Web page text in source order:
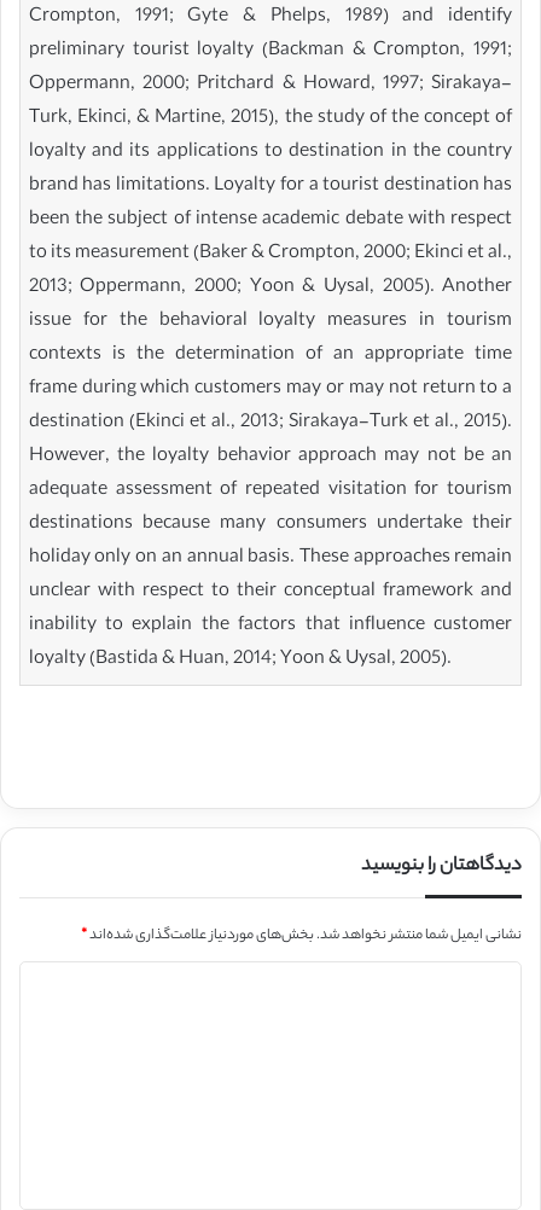
Crompton, 1991; Gyte & Phelps, 1989) and identify
preliminary tourist loyalty (Backman & Crompton, 1991;
Oppermann, 2000; Pritchard & Howard, 1997; Sirakaya-
Turk, Ekinci, & Martine, 2015), the study of the concept of
loyalty and its applications to destination in the country
brand has limitations. Loyalty for a tourist destination has
been the subject of intense academic debate with respect
to its measurement (Baker & Crompton, 2000; Ekinci et al.,
2013; Oppermann, 2000; Yoon & Uysal, 2005). Another
issue for the behavioral loyalty measures in tourism
contexts is the determination of an appropriate time
frame during which customers may or may not return to a
destination (Ekinci et al., 2013; Sirakaya-Turk et al., 2015).
However, the loyalty behavior approach may not be an
adequate assessment of repeated visitation for tourism
destinations because many consumers undertake their
holiday only on an annual basis. These approaches remain
unclear with respect to their conceptual framework and
inability to explain the factors that influence customer
loyalty (Bastida & Huan, 2014; Yoon & Uysal, 2005).
دیدگاهتان را بنویسید
نشانی ایمیل شما منتشر نخواهد شد.بخش‌های موردنیاز علامت‌گذاری شده‌اند*